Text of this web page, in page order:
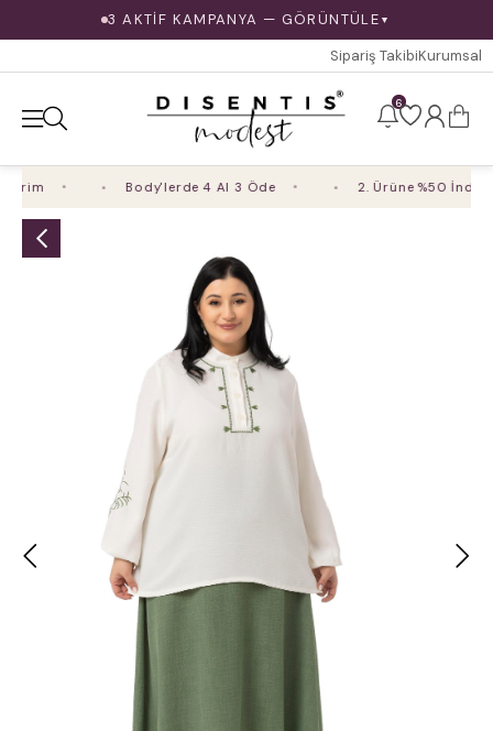
3 AKTİF KAMPANYA — GÖRÜNTÜLE ▼
Sipariş TakibiKurumsal
6
Body'lerde 4 Al 3 Öde 2. Ürüne %50 İndirim